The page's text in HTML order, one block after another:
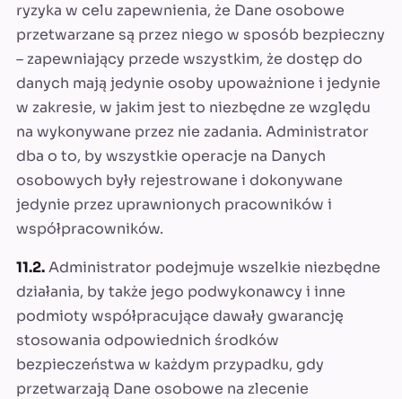
ryzyka w celu zapewnienia, że Dane osobowe
przetwarzane są przez niego w sposób bezpieczny
– zapewniający przede wszystkim, że dostęp do
danych mają jedynie osoby upoważnione i jedynie
w zakresie, w jakim jest to niezbędne ze względu
na wykonywane przez nie zadania. Administrator
dba o to, by wszystkie operacje na Danych
osobowych były rejestrowane i dokonywane
jedynie przez uprawnionych pracowników i
współpracowników.
11.2.Administrator podejmuje wszelkie niezbędne
działania, by także jego podwykonawcy i inne
podmioty współpracujące dawały gwarancję
stosowania odpowiednich środków
bezpieczeństwa w każdym przypadku, gdy
przetwarzają Dane osobowe na zlecenie